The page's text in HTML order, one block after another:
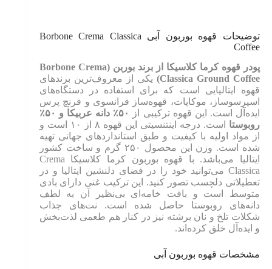
توضیحات قهوه بوربون آبی Borbone Crema Classica
Coffee
پودر قهوه کرما کلاسیکا از برند بوربن (Borbone Crema
Classica Ground Coffee)
یکی از معروف‌ترین برندهای
قهوه ایتالیایی است که برای استفاده در دستگاه‌های
اسپرسوساز، موکاپات، قهوه‌ساز فرانسوی و فرنچ پرس
ایده‌آل است. این قهوه ترکیبی از
۵۰٪ دانه عربیکا و ۵۰٪
روبوستا
است. درجه اینتنسیتی این قهوه ۸ از ۱۰ است و
از مواد اولیه با کیفیت و طبق استانداردهای جهانی تهیه
شده است. وزن این محصول ۲۵۰ گرم و ساخت کشور
ایتالیا می‌باشد. با قهوه بوربون کرما کلاسیکا Crema
Classica می‌توانید خود را در فضای دلنشین ایتالیا و در
تعطیلاتی دلچسب تصور کنید. این ترکیب غنی دارای بادی
متوسط است و بافت خامه‌ای بی‌نظیر آن به لطف
دانه‌های روبوستا حاصل شده است. نت‌های جذاب
شکلات تلخ و نان برشته نیز در کنار هم طعمی لذت‌بخش
و ایده‌آل خلق کرده‌اند.
مشخصات قهوه بوربون آبی